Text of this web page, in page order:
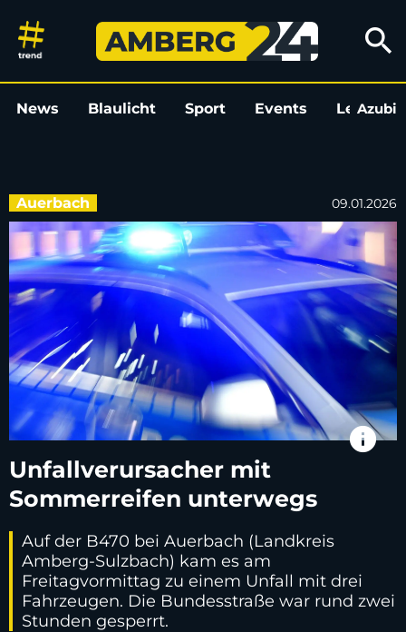
Unfallverursacher mit
search
News Blaulicht Sport Events LeoAzubi
Auerbach 09.01.2026
info
Unfallverursacher mit
Sommerreifen unterwegs
Auf der B470 bei Auerbach (Landkreis
Amberg-Sulzbach) kam es am
Freitagvormittag zu einem Unfall mit drei
Fahrzeugen. Die Bundesstraße war rund zwei
Stunden gesperrt.